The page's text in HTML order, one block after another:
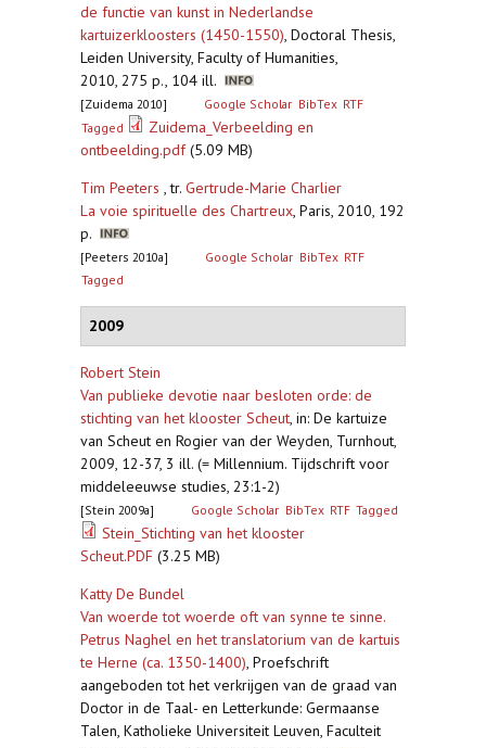
de functie van kunst in Nederlandse
kartuizerkloosters (1450-1550), Doctoral Thesis,
Leiden University, Faculty of Humanities,
2010, 275 p., 104 ill.
[Zuidema 2010] Google Scholar BibTex RTF
Tagged
Zuidema_Verbeelding en
ontbeelding.pdf(5.09 MB)
Tim Peeters , tr. Gertrude-Marie Charlier
La voie spirituelle des Chartreux, Paris, 2010, 192
p.
[Peeters 2010a] Google Scholar BibTex RTF
Tagged
2009
Robert Stein
Van publieke devotie naar besloten orde: de
stichting van het klooster Scheut, in: De kartuize
van Scheut en Rogier van der Weyden, Turnhout,
2009, 12-37, 3 ill. (= Millennium. Tijdschrift voor
middeleeuwse studies, 23:1-2)
[Stein 2009a] Google Scholar BibTex RTF Tagged
Stein_Stichting van het klooster
Scheut.PDF (3.25 MB)
Katty De Bundel
Van woerde tot woerde oft van synne te sinne.
Petrus Naghel en het translatorium van de kartuis
te Herne (ca. 1350-1400), Proefschrift
aangeboden tot het verkrijgen van de graad van
Doctor in de Taal- en Letterkunde: Germaanse
Talen, Katholieke Universiteit Leuven, Faculteit